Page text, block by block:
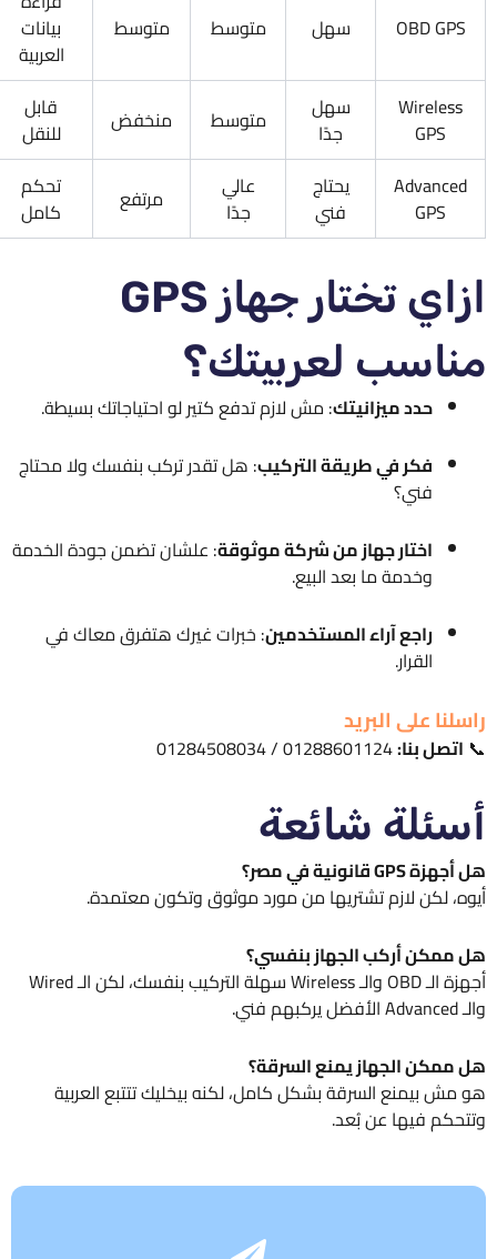
OBD GPS سهل متوسط متوسط
بيانات
العربية
Wireless
GPS
سهل
جدًا
متوسط منخفض
قابل
للنقل
Advanced
GPS
يحتاج
فني
عالي
جدًا
مرتفع
تحكم
كامل
ازاي تختار جهاز GPS
مناسب لعربيتك؟
حدد ميزانيتك: مش لازم تدفع كتير لو احتياجاتك بسيطة.
فكر في طريقة التركيب: هل تقدر تركب بنفسك ولا محتاج
فني؟
اختار جهاز من شركة موثوقة: علشان تضمن جودة الخدمة
وخدمة ما بعد البيع.
راجع آراء المستخدمين: خبرات غيرك هتفرق معاك في
القرار.
راسلنا على البريد
📞اتصل بنا:01288601124 / 01284508034
أسئلة شائعة
هل أجهزة GPS قانونية في مصر؟
أيوه، لكن لازم تشتريها من مورد موثوق وتكون معتمدة.
هل ممكن أركب الجهاز بنفسي؟
أجهزة الـ OBD والـ Wireless سهلة التركيب بنفسك، لكن الـ Wired
والـ Advanced الأفضل يركبهم فني.
هل ممكن الجهاز يمنع السرقة؟
هو مش بيمنع السرقة بشكل كامل، لكنه بيخليك تتتبع العربية
وتتحكم فيها عن بُعد.